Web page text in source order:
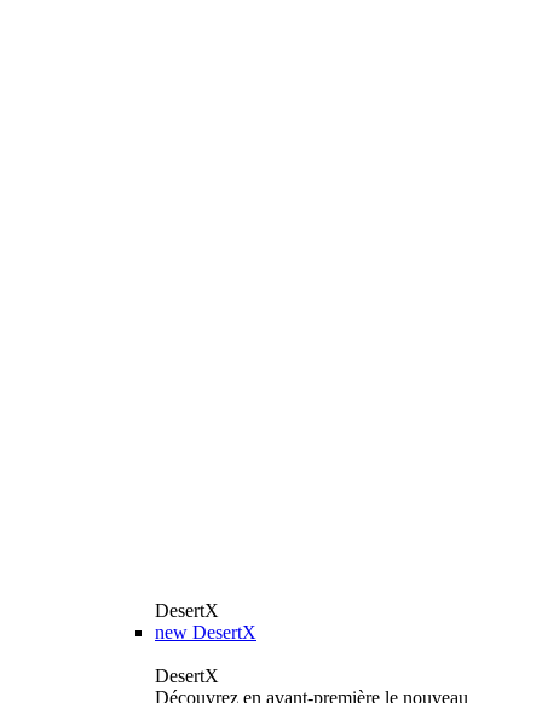
DesertX
new DesertX
DesertX
Découvrez en avant-première le nouveau